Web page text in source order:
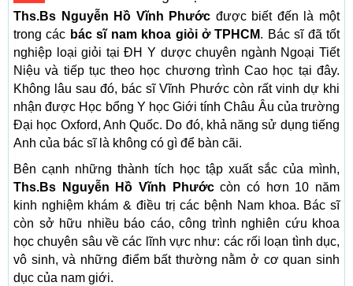
Ths.Bs Nguyễn Hồ Vĩnh Phước được biết đến là một
trong các bác sĩ nam khoa giỏi ở TPHCM. Bác sĩ đã tốt
nghiệp loại giỏi tại ĐH Y dược chuyên ngành Ngoại Tiết
Niệu và tiếp tục theo học chương trình Cao học tại đây.
Không lâu sau đó, bác sĩ Vĩnh Phước còn rất vinh dự khi
nhận được Học bổng Y học Giới tính Châu Âu của trường
Đại học Oxford, Anh Quốc. Do đó, khả năng sử dụng tiếng
Anh của bác sĩ là không có gì để bàn cãi.
Bên cạnh những thành tích học tập xuất sắc của mình,
Ths.Bs Nguyễn Hồ Vĩnh Phướccòn có hơn 10 năm
kinh nghiệm khám & điều trị các bệnh Nam khoa. Bác sĩ
còn sở hữu nhiều báo cáo, công trình nghiên cứu khoa
học chuyên sâu về các lĩnh vực như: các rối loạn tình dục,
vô sinh, và những điểm bất thường nằm ở cơ quan sinh
dục của nam giới.